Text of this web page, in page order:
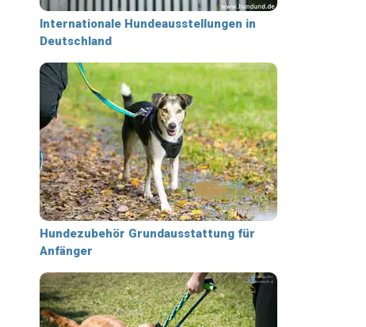
Internationale Hundeausstellungen in
Deutschland
Hundezubehör Grundausstattung für
Anfänger